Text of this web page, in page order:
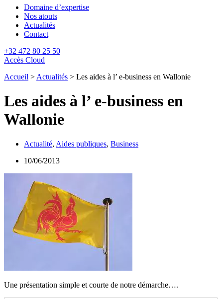
Domaine d’expertise
Nos atouts
Actualités
Contact
+32 472 80 25 50
Accès Cloud
Accueil > Actualités > Les aides à l’ e-business en Wallonie
Les aides à l’ e-business en
Wallonie
Actualité, Aides publiques, Business
10/06/2013
Une présentation simple et courte de notre démarche….